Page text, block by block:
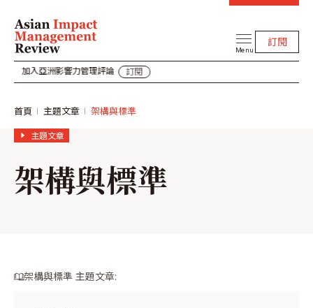
Menu
訂閱
亞洲影響力管理評論 訂閱
首頁 主題文章 架構與標準
主題文章
架構與標準
架構與標準 主題文章: